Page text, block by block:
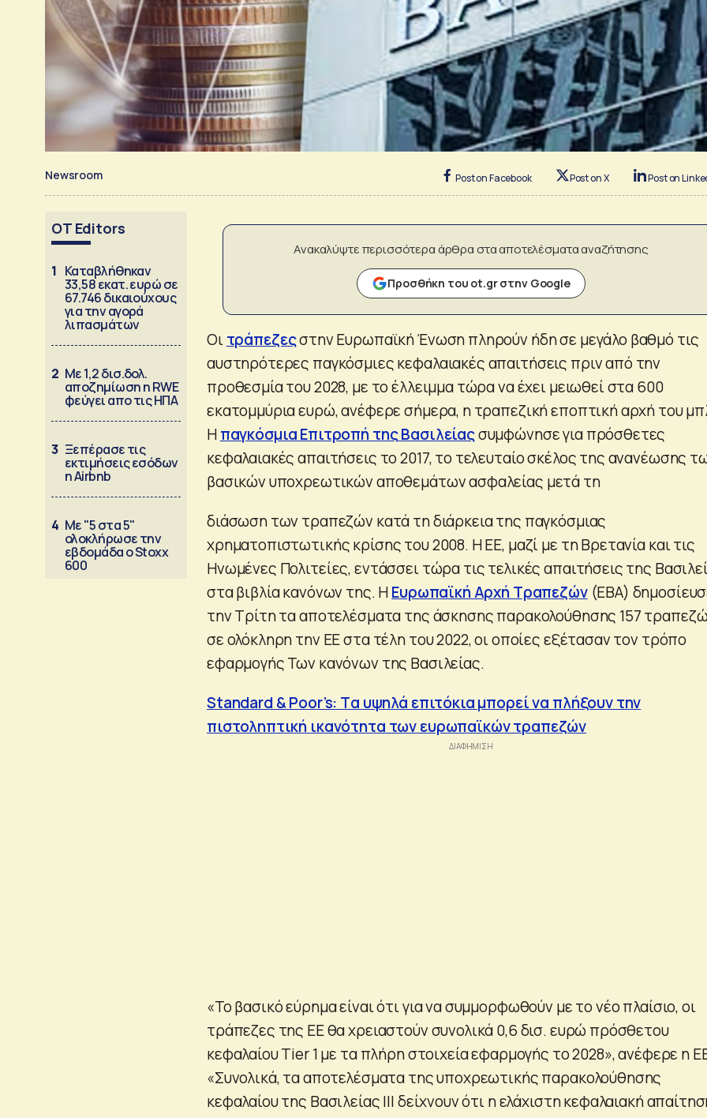
Newsroom Post on Facebook Post on X Post on
OT Editors
1 Καταβλήθηκαν
33,58 εκατ. ευρώ σε
67.746 δικαιούχους
για την αγορά
λιπασμάτων
2 Με 1,2 δισ.δολ.
αποζημίωση η RWE
φεύγει απο τις ΗΠΑ
3 Ξεπέρασε τις
εκτιμήσεις εσόδων
η Airbnb
4 Με "5 στα 5"
ολοκλήρωσε την
εβδομάδα ο Stoxx
600
Ανακαλύψτε περισσότερα άρθρα στα αποτελέσματα αναζήτησης
Προσθήκη του ot.gr στην Google
Οιτράπεζεςστην Ευρωπαϊκή Ένωση πληρούν ήδη σε μεγάλο βαθμό τις
αυστηρότερες παγκόσμιες κεφαλαιακές απαιτήσεις πριν από την
προθεσμία του 2028, με το έλλειμμα τώρα να έχει μειωθεί στα 600
εκατομμύρια ευρώ, ανέφερε σήμερα, η τραπεζική εποπτική αρχή του
Ηπαγκόσμια Επιτροπή της Βασιλείαςσυμφώνησε για πρόσθετες
κεφαλαιακές απαιτήσεις το 2017, το τελευταίο σκέλος της ανανέωσης
βασικών υποχρεωτικών αποθεμάτων ασφαλείας μετά τη
διάσωση των τραπεζών κατά τη διάρκεια της παγκόσμιας
χρηματοπιστωτικής κρίσης του 2008. Η ΕΕ, μαζί με τη Βρετανία και τις
Ηνωμένες Πολιτείες, εντάσσει τώρα τις τελικές απαιτήσεις της
στα βιβλία κανόνων της. ΗΕυρωπαϊκή Αρχή Τραπεζών(EBA)
την Τρίτη τα αποτελέσματα της άσκησης παρακολούθησης 157
σε ολόκληρη την ΕΕ στα τέλη του 2022, οι οποίες εξέτασαν τον τρόπο
εφαρμογής Των κανόνων της Βασιλείας.
Standard & Poor’s: Tα υψηλά επιτόκια μπορεί να πλήξουν την
πιστοληπτική ικανότητα των ευρωπαϊκών τραπεζών
«Το βασικό εύρημα είναι ότι για να συμμορφωθούν με το νέο πλαίσιο, οι
τράπεζες της ΕΕ θα χρειαστούν συνολικά 0,6 δισ. ευρώ πρόσθετου
κεφαλαίου Tier 1 με τα πλήρη στοιχεία εφαρμογής το 2028», ανέφερε η
«Συνολικά, τα αποτελέσματα της υποχρεωτικής παρακολούθησης
κεφαλαίου της Βασιλείας ΙΙΙ δείχνουν ότι η ελάχιστη κεφαλαιακή